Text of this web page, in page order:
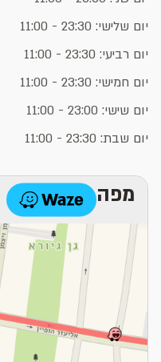
יום שלישי: 23:30 - 11:00
יום רביעי: 23:30 - 11:00
יום חמישי: 23:30 - 11:00
יום שישי: 23:00 - 11:00
יום שבת: 23:30 - 11:00
מפה